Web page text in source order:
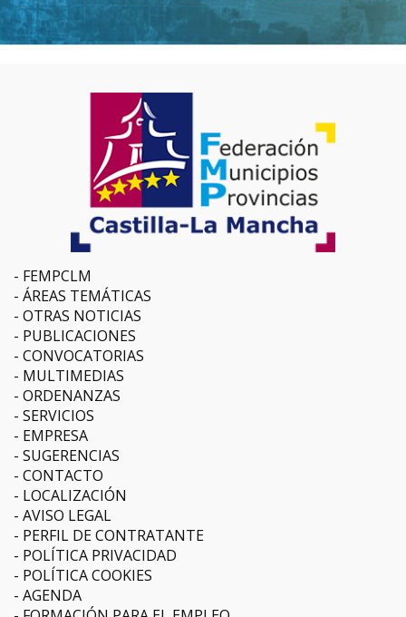
FEMPCLM
ÁREAS TEMÁTICAS
OTRAS NOTICIAS
PUBLICACIONES
CONVOCATORIAS
MULTIMEDIAS
ORDENANZAS
SERVICIOS
EMPRESA
SUGERENCIAS
CONTACTO
LOCALIZACIÓN
AVISO LEGAL
PERFIL DE CONTRATANTE
POLÍTICA PRIVACIDAD
POLÍTICA COOKIES
AGENDA